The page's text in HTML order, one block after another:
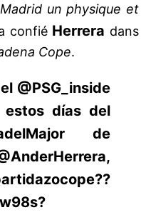
un physique et
confié Herrera dans
Cope.
@PSG_inside
estos días del
de